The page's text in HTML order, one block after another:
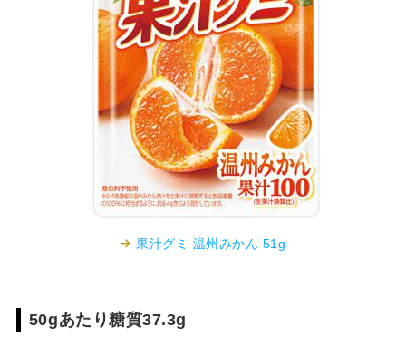
果汁グミ 温州みかん 51g
50gあたり糖質37.3g